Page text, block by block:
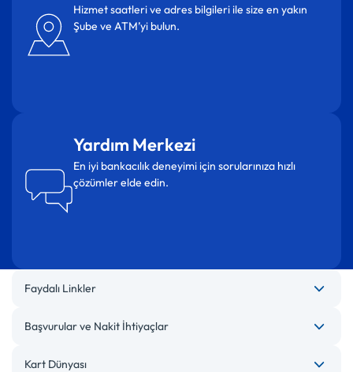
Hizmet saatleri ve adres bilgileri ile size en yakın
Şube ve ATM’yi bulun.
Yardım Merkezi
En iyi bankacılık deneyimi için sorularınıza hızlı
çözümler elde edin.
Faydalı Linkler
Başvurular ve Nakit İhtiyaçlar
Kart Dünyası